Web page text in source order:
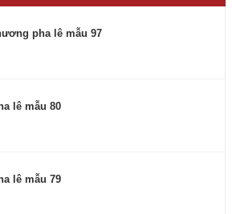
pha lê mẫu 97
lê mẫu 80
lê mẫu 79